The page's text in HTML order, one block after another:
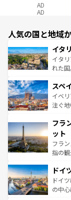
AD
AD
人気の国と地域
イタ
イタ
れた国
ろん
景な
ピザ
ませ
なお
しい。
スペ
イベ
注ぐ
文化
れる
る。
アー
せる
ンテ
フラ
ット
フラ
指の
で、
聖堂
から
ドイ
ドイ
の中